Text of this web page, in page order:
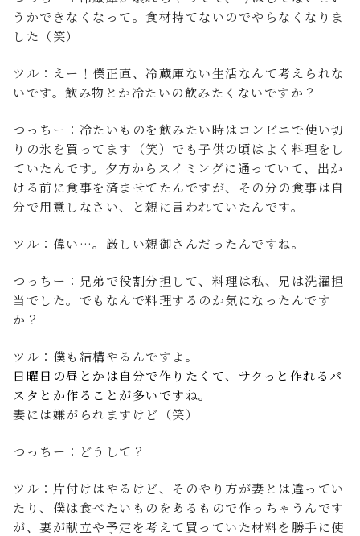
うかできなくなって。食材持てないのでやらなくなりま
した（笑）
ツル：えー！僕正直、冷蔵庫ない生活なんて考えられな
いです。飲み物とか冷たいの飲みたくないですか？
つっちー：冷たいものを飲みたい時はコンビニで使い切
りの氷を買ってます（笑）でも子供の頃はよく料理をし
ていたんです。夕方からスイミングに通っていて、出か
ける前に食事を済ませてたんですが、その分の食事は自
分で用意しなさい、と親に言われていたんです。
ツル：偉い…。厳しい親御さんだったんですね。
つっちー：兄弟で役割分担して、料理は私、兄は洗濯担
当でした。でもなんで料理するのか気になったんです
か？
ツル：僕も結構やるんですよ。
日曜日の昼とかは自分で作りたくて、サクっと作れるパ
スタとか作ることが多いですね。
妻には嫌がられますけど（笑）
つっちー：どうして？
ツル：片付けはやるけど、そのやり方が妻とは違ってい
たり、僕は食べたいものをあるもので作っちゃうんです
が、妻が献立や予定を考えて買っていた材料を勝手に使